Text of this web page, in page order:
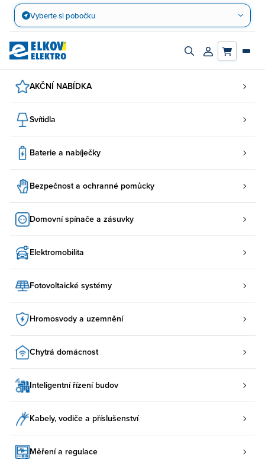
Přejít
obsah
Vyberte si pobočku
Zapnout/vypnout
Přihlásit/
AKČNÍ NABÍDKA
Svítidla
Baterie a nabíječky
Bezpečnost a ochranné pomůcky
Domovní spínače a zásuvky
Elektromobilita
Fotovoltaické systémy
Hromosvody a uzemnění
Chytrá domácnost
Inteligentní řízení budov
Kabely, vodiče a příslušenství
Měření a regulace